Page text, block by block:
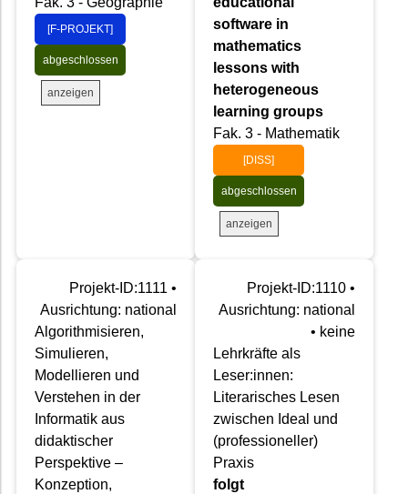
[F-PROJEKT]
abgeschlossen
anzeigen
software in
mathematics
lessons with
heterogeneous
learning groups
Fak. 3 - Mathematik
[DISS]
abgeschlossen
anzeigen
Projekt-ID:1111 •
Ausrichtung: national
Algorithmisieren,
Simulieren,
Modellieren und
Verstehen in der
Informatik aus
didaktischer
Perspektive –
Konzeption,
Projekt-ID:1110 •
Ausrichtung: national
• keine
Lehrkräfte als
Leser:innen:
Literarisches Lesen
zwischen Ideal und
(professioneller)
Praxis
folgt